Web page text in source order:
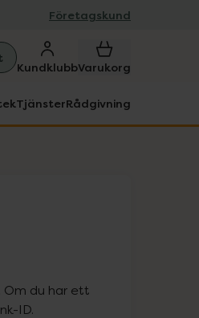
Företagskund
KundklubbVarukorg
TjänsterRådgivning
Om du har ett
ID.